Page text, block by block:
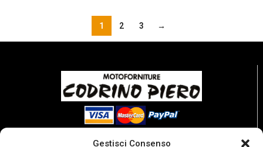
Gestisci Consenso
1 2 3 →